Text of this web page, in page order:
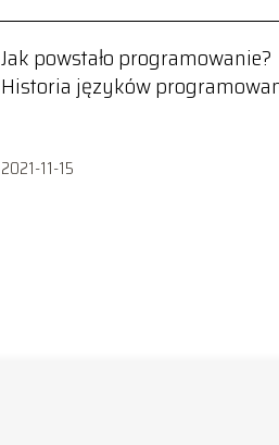
Jak powstało programowanie?
Historia języków
2021-11-15